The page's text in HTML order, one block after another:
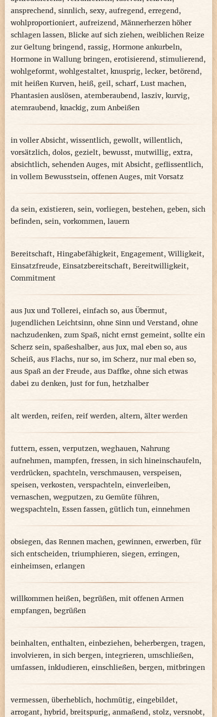
ansprechend, sinnlich, sexy, aufregend, erregend,
wohlproportioniert, aufreizend, Männerherzen höher
schlagen lassen, Blicke auf sich ziehen, weiblichen Reize
zur Geltung bringend, rassig, Hormone ankurbeln,
Hormone in Wallung bringen, erotisierend, stimulierend,
wohlgeformt, wohlgestaltet, knusprig, lecker, betörend,
mit heißen Kurven, heiß, geil, scharf, Lust machen,
Phantasien auslösen, atemberaubend, lasziv, kurvig,
atemraubend, knackig, zum Anbeißen
in voller Absicht, wissentlich, gewollt, willentlich,
vorsätzlich, dolos, gezielt, bewusst, mutwillig, extra,
absichtlich, sehenden Auges, mit Absicht, geflissentlich,
in vollem Bewusstsein, offenen Auges, mit Vorsatz
da sein, existieren, sein, vorliegen, bestehen, geben, sich
befinden, sein, vorkommen, lauern
Bereitschaft, Hingabefähigkeit, Engagement,Willigkeit,
Einsatzfreude, Einsatzbereitschaft, Bereitwilligkeit,
Commitment
aus Jux und Tollerei, einfach so, aus Übermut,
jugendlichen Leichtsinn, ohne Sinn und Verstand, ohne
nachzudenken, zum Spaß, nicht ernst gemeint, sollte ein
Scherz sein, spaßeshalber, aus Jux, mal eben so, aus
Scheiß, aus Flachs, nur so, im Scherz, nur mal eben so,
aus Spaß an der Freude, aus Daffke, ohne sich etwas
dabei zu denken, just for fun, hetzhalber
alt werden, reifen, reif werden, altern, älter werden
futtern, essen, verputzen, weghauen, Nahrung
aufnehmen, mampfen, fressen, in sich hineinschaufeln,
verdrücken, spachteln, verschmausen, verspeisen,
speisen, verkosten, verspachteln, einverleiben,
vernaschen, wegputzen, zu Gemüte führen,
wegspachteln, Essen fassen, gütlich tun, einnehmen
obsiegen, das Rennen machen, gewinnen, erwerben, für
sich entscheiden, triumphieren, siegen, erringen,
einheimsen, erlangen
willkommen heißen, begrüßen, mit offenen Armen
empfangen, begrüßen
beinhalten, enthalten, einbeziehen, beherbergen, tragen,
involvieren, in sich bergen, integrieren, umschließen,
umfassen, inkludieren, einschließen, bergen, mitbringen
vermessen, überheblich, hochmütig, eingebildet,
arrogant, hybrid, breitspurig, anmaßend, stolz, versnobt,